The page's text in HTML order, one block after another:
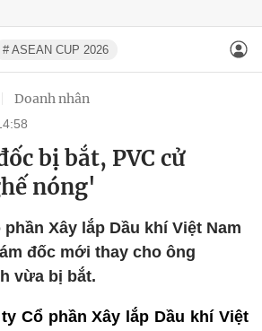
# ASEAN CUP 2026
Doanh nhân
bị bắt, PVC cử
nóng'
Xây lắp Dầu khí Việt Nam
đốc mới thay cho ông
vừa bị bắt.
Cổ phần Xây lắp Dầu khí Việt